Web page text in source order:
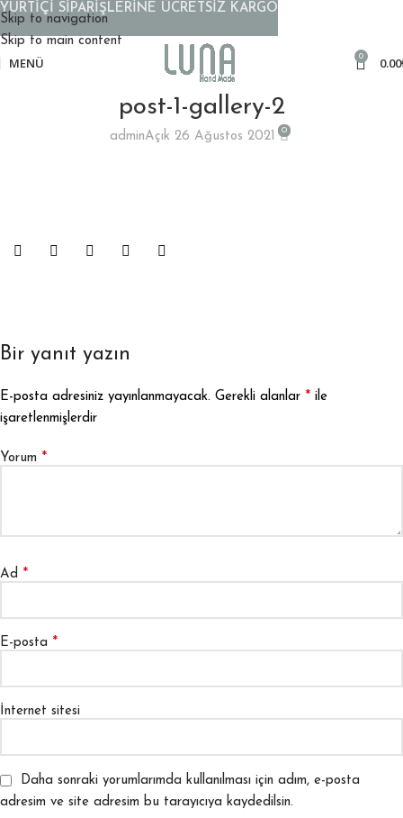
Skip to navigation
Skip to main content
MENÜ 0 0.00
post-1-gallery-2
adminAçık 26 Ağustos 2021 0
Bir yanıt yazın
E-posta adresiniz yayınlanmayacak. Gerekli alanlar * ile
işaretlenmişlerdir
Yorum *
Ad *
E-posta *
İnternet sitesi
Daha sonraki yorumlarımda kullanılması için adım, e-posta
adresim ve site adresim bu tarayıcıya kaydedilsin.
YURTİÇİ SİPARİŞLERİNE ÜCRETSİZ KARGO